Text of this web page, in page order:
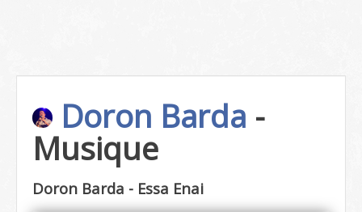
Doron Barda -
Musique
Doron Barda - Essa Enai